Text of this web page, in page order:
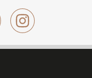
Pinterest